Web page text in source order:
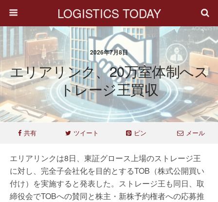
LOGISTICS TODAY
2026年7月8日
エリアリンク、20万室体制へス
トレージ王買収
共有 ツイート ピン メール
エリアリンクは8日、東証グロース上場のストレージ王
に対し、完全子会社化を目的とするTOB（株式公開買い
付け）を実施すると発表した。ストレージ王も同日、取
締役会でTOBへの賛同と株主・新株予約権者への応募推